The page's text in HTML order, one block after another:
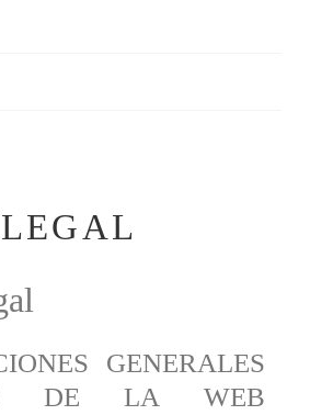
GENERALES
DE LA WEB